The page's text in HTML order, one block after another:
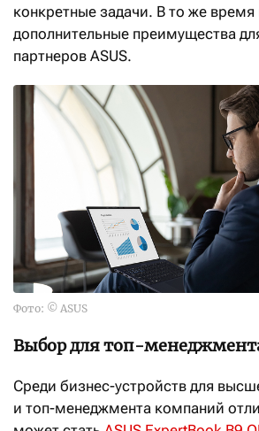
конкретные задачи. В то же
дополнительные преимущества
партнеров ASUS.
Фото: © ASUS
Выбор для топ-
Среди бизнес-устройств для
и топ-менеджмента компаний